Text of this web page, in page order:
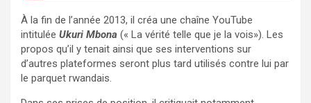
À la fin de l’année 2013, il créa une chaîne YouTube
intitulée Ukuri Mbona (« La vérité telle que je la vois»). Les
propos qu’il y tenait ainsi que ses interventions sur
d’autres plateformes seront plus tard utilisés contre lui par
le parquet rwandais.